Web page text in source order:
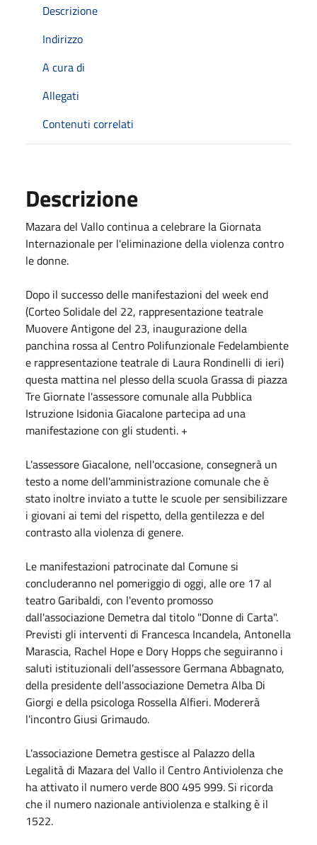
Descrizione
Indirizzo
A cura di
Allegati
Contenuti correlati
Descrizione
Mazara del Vallo continua a celebrare la Giornata
Internazionale per l'eliminazione della violenza contro
le donne.
Dopo il successo delle manifestazioni del week end
(Corteo Solidale del 22, rappresentazione teatrale
Muovere Antigone del 23, inaugurazione della
panchina rossa al Centro Polifunzionale Fedelambiente
e rappresentazione teatrale di Laura Rondinelli di ieri)
questa mattina nel plesso della scuola Grassa di piazza
Tre Giornate l'assessore comunale alla Pubblica
Istruzione Isidonia Giacalone partecipa ad una
manifestazione con gli studenti. +
L'assessore Giacalone, nell'occasione, consegnerà un
testo a nome dell'amministrazione comunale che è
stato inoltre inviato a tutte le scuole per sensibilizzare
i giovani ai temi del rispetto, della gentilezza e del
contrasto alla violenza di genere.
Le manifestazioni patrocinate dal Comune si
concluderanno nel pomeriggio di oggi, alle ore 17 al
teatro Garibaldi, con l'evento promosso
dall'associazione Demetra dal titolo "Donne di Carta".
Previsti gli interventi di Francesca Incandela, Antonella
Marascia, Rachel Hope e Dory Hopps che seguiranno i
saluti istituzionali dell'assessore Germana Abbagnato,
della presidente dell'associazione Demetra Alba Di
Giorgi e della psicologa Rossella Alfieri. Modererà
l'incontro Giusi Grimaudo.
L'associazione Demetra gestisce al Palazzo della
Legalità di Mazara del Vallo il Centro Antiviolenza che
ha attivato il numero verde 800 495 999. Si ricorda
che il numero nazionale antiviolenza e stalking è il
1522.